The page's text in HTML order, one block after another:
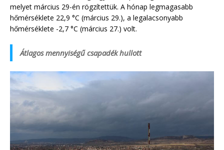
melyet március 29-én rögzítettük. A hónap legmagasabb
hőmérséklete 22,9 °C (március 29.), a legalacsonyabb
hőmérséklete -2,7 °C (március 27.) volt.
Átlagos mennyiségű csapadék hullott